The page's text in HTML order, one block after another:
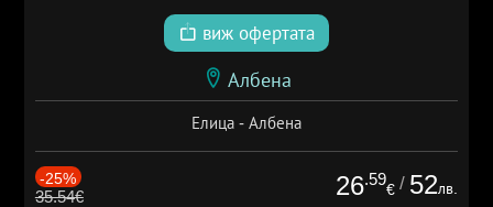
виж офертата
Албена
Елица - Албена
-25%
35.54€ 26.59
€ / 52лв.